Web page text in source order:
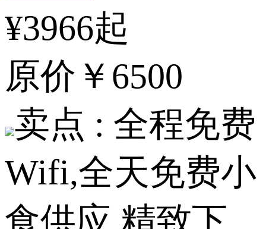
¥3966起
原价 ￥6500
卖点 : 全程免费
Wifi,全天免费小
食供应,精致下